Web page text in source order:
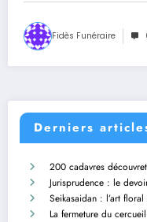
Fidès Funéraire
Derniers
200 cadavres
Jurisprudence : le
Seikasaidan : l’art
La fermeture du cercueil